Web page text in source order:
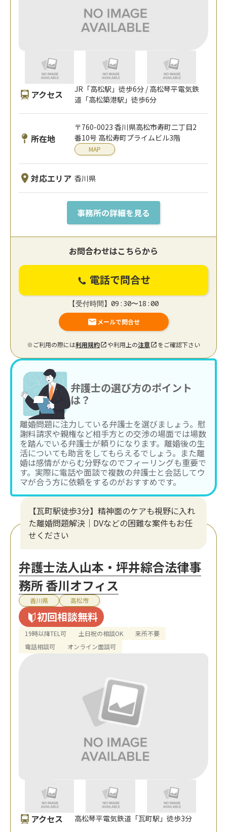
アクセス
JR「高松駅」徒歩6分 / 高松琴平電気鉄
道「高松築港駅」徒歩6分
所在地
〒760-0023 香川県高松市寿町二丁目2
番10号 高松寿町プライムビル3階
MAP
対応エリア 香川県
事務所の詳細を見る
お問合わせはこちらから
電話で問合せ
【受付時間】09:30〜18:00
メールで問合せ
※ご利用の際には利用規約 や利用上の注意 をご確認下さい
弁護士の選び方のポイント
は？
離婚問題に注力している弁護士を選びましょう。慰
謝料請求や親権など相手方との交渉の場面では場数
を踏んでいる弁護士が頼りになります。離婚後の生
活についても助言をしてもらえるでしょう。また離
婚は感情がからむ分野なのでフィーリングも重要で
す。実際に電話や面談で複数の弁護士と会話してウ
マが合う方に依頼をするのがおすすめです。
【瓦町駅徒歩3分】精神面のケアも視野に入れ
た離婚問題解決｜DVなどの困難な案件もお任
せください
弁護士法人山本・坪井綜合法律事
務所 香川オフィス
香川県 高松市
初回相談無料
19時以降TEL可 土日祝の相談OK
来所不要
電話相談可
オンライン面談可
アクセス 高松琴平電気鉄道「瓦町駅」徒歩3分